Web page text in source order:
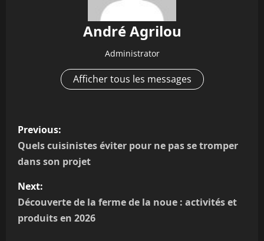
André Agrilou
Administrator
Afficher tous les messages
P
o
t
n
Previous:
Quels cuisinistes éviter pour ne pas se tromper
dans son projet
Next:
Découverte de la ferme de la noue : activités et
produits en 2026